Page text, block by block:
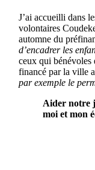
J’ai accueilli dans
volontaires
automne du
d’encadrer les
ceux qui bénévoles
financé par la ville
par exemple le
Aider notre
moi et mon